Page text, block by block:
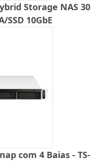
Storage NAS 30
SSD 10GbE
com 4 Baias - TS-